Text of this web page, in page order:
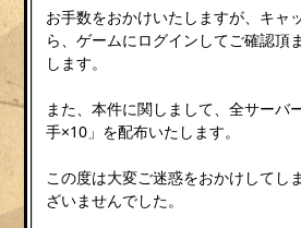
お手数をおかけいたしますが、キャ
ら、ゲームにログインしてご確認頂
します。
また、本件に関しまして、全サーバ
手×10」を配布いたします。
この度は大変ご迷惑をおかけしてし
ざいませんでした。